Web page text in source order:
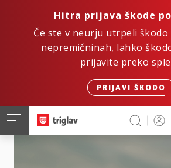
Hitra prijava škode
Če ste v neurju utrpeli škodo
nepremičninah, lahko
prijavite preko
PRIJAVI ŠKODO